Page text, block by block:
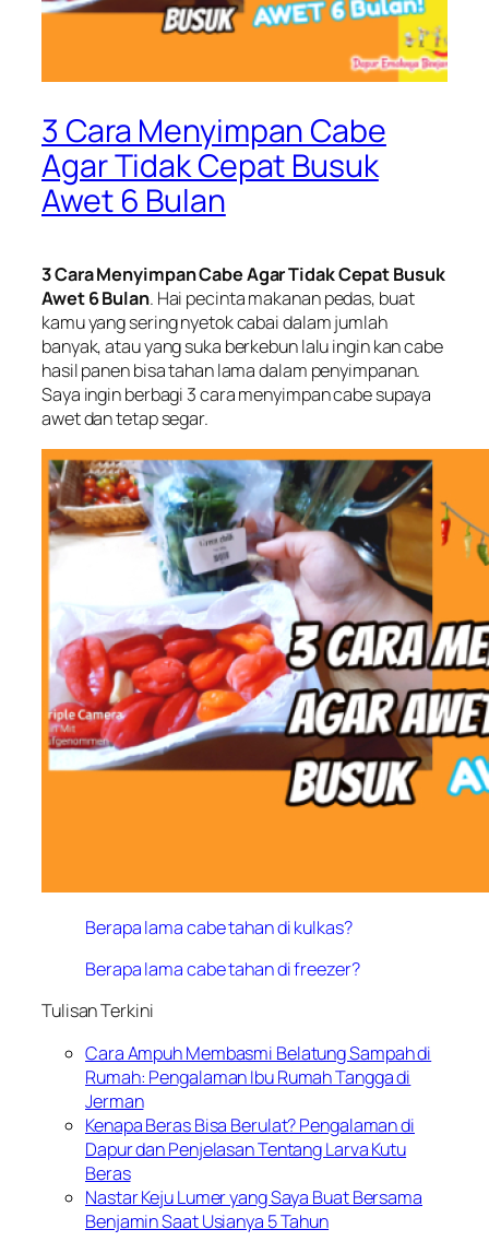
3 Cara Menyimpan Cabe
Agar Tidak Cepat Busuk
Awet 6 Bulan
3 Cara Menyimpan Cabe Agar Tidak Cepat Busuk
Awet 6 Bulan. Hai pecinta makanan pedas, buat
kamu yang sering nyetok cabai dalam jumlah
banyak, atau yang suka berkebun lalu ingin kan cabe
hasil panen bisa tahan lama dalam penyimpanan.
Saya ingin berbagi 3 cara menyimpan cabe supaya
awet dan tetap segar.
Berapa lama cabe tahan di kulkas?
Berapa lama cabe tahan di freezer?
Tulisan Terkini
Cara Ampuh Membasmi Belatung Sampah di
Rumah: Pengalaman Ibu Rumah Tangga di
Jerman
Kenapa Beras Bisa Berulat? Pengalaman di
Dapur dan Penjelasan Tentang Larva Kutu
Beras
Nastar Keju Lumer yang Saya Buat Bersama
Benjamin Saat Usianya 5 Tahun